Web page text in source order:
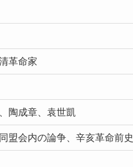
革命家
陶成章、袁世凱
盟会内の論争、辛亥革命前史